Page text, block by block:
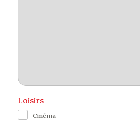
Loisirs
Cinéma